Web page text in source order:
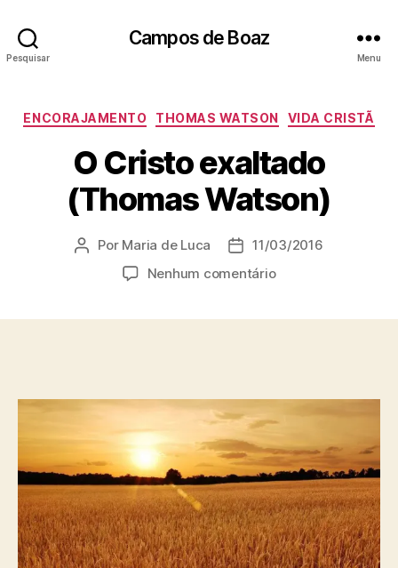
Pesquisar
Campos de Boaz
Menu
C
t
e
g
o
i
a
ENCORAJAMENTO THOMAS WATSON VIDA CRISTÃ
O Cristo exaltado
(Thomas Watson)
A
r
o
t
Por Maria de Luca
D
d
b
l
i
c
a
ç
ã
o
11/03/2016
Nenhum comentárioe
o
e
x
a
l
t
a